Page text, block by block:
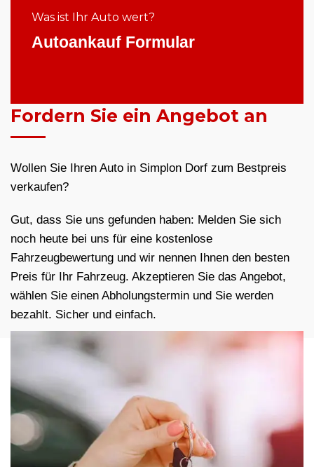
Was ist Ihr Auto wert?
Autoankauf Formular
Fordern Sie ein Angebot an
Wollen Sie Ihren Auto in Simplon Dorf zum Bestpreis
verkaufen?
Gut, dass Sie uns gefunden haben: Melden Sie sich
noch heute bei uns für eine kostenlose
Fahrzeugbewertung und wir nennen Ihnen den besten
Preis für Ihr Fahrzeug. Akzeptieren Sie das Angebot,
wählen Sie einen Abholungstermin und Sie werden
bezahlt. Sicher und einfach.